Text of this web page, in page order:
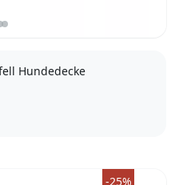
Hundedecke
-25%